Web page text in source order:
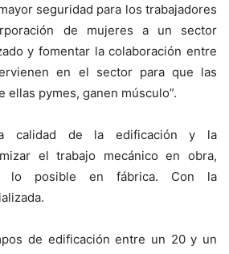
seguridad para los trabajadores
de mujeres a un sector
y fomentar la colaboración entre
en el sector para que las
ellas pymes, ganen músculo”.
calidad de la edificación y la
el trabajo mecánico en obra,
lo posible en fábrica. Con la
de edificación entre un 20 y un